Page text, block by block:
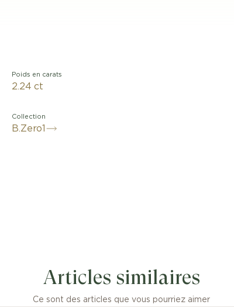
Poids en carats
2.24 ct
Collection
B.Zero1
Articles similaires
Ce sont des articles que vous pourriez aimer